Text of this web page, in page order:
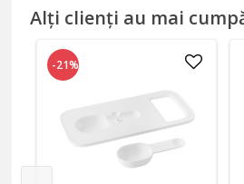
Alți clienți au mai
-21%